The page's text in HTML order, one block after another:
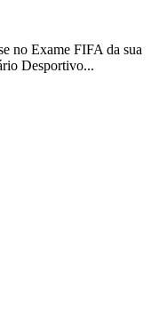
no Exame FIFA da sua
Desportivo...